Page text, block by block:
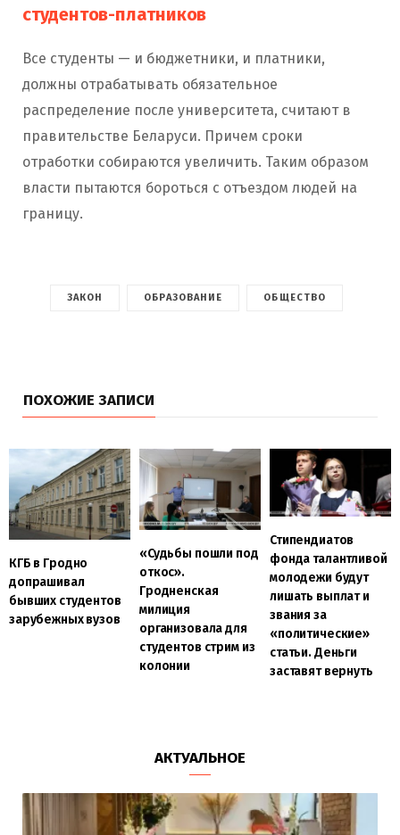
студентов-платников
Все студенты — и бюджетники, и платники,
должны отрабатывать обязательное
распределение после университета, считают в
правительстве Беларуси. Причем сроки
отработки собираются увеличить. Таким образом
власти пытаются бороться с отъездом людей на
границу.
ЗАКОН ОБРАЗОВАНИЕ ОБЩЕСТВО
ПОХОЖИЕ ЗАПИСИ
КГБ в Гродно
допрашивал
бывших студентов
зарубежных вузов
«Судьбы пошли под
откос».
Гродненская
милиция
организовала для
студентов стрим из
колонии
Стипендиатов
фонда талантливой
молодежи будут
лишать выплат и
звания за
«политические»
статьи. Деньги
заставят вернуть
АКТУАЛЬНОЕ